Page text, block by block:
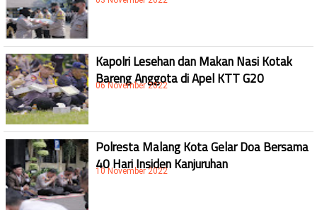
Kapolri Lesehan dan Makan Nasi Kotak
Bareng Anggota di Apel KTT G20
06 November 2022
Polresta Malang Kota Gelar Doa Bersama
40 Hari Insiden Kanjuruhan
10 November 2022